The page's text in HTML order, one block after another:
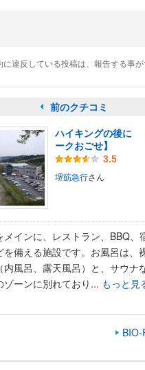
に違反している投稿は、報告する事が
前のクチコミ
ハイキングの後に
ークおごせ】
3.5
堺筋急行さん
メインに、レストラン、BBQ、
を備える施設です。お風呂は、
内風呂、露天風呂）と、サウナ
ゾーンに別れており... もっと見